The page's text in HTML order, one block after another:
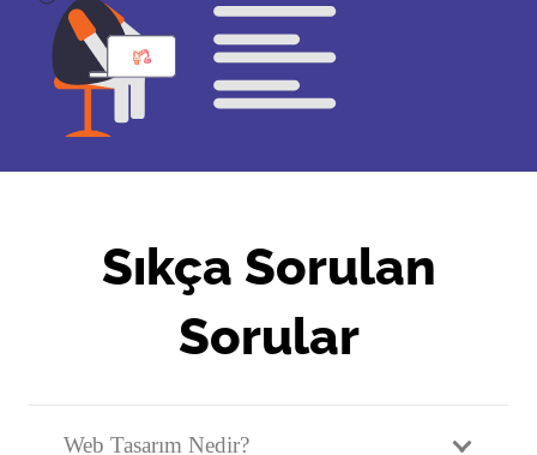
Sıkça Sorulan
Sorular
Web Tasarım Nedir?